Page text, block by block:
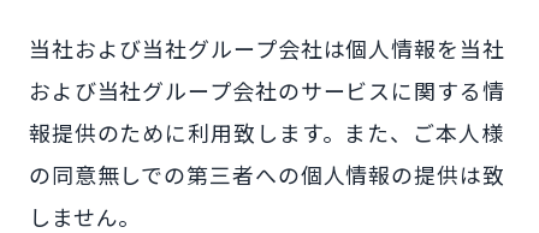
当社および当社グループ会社は個人情報を当社
および当社グループ会社のサービスに関する情
報提供のために利用致します。また、ご本人様
の同意無しでの第三者への個人情報の提供は致
しません。